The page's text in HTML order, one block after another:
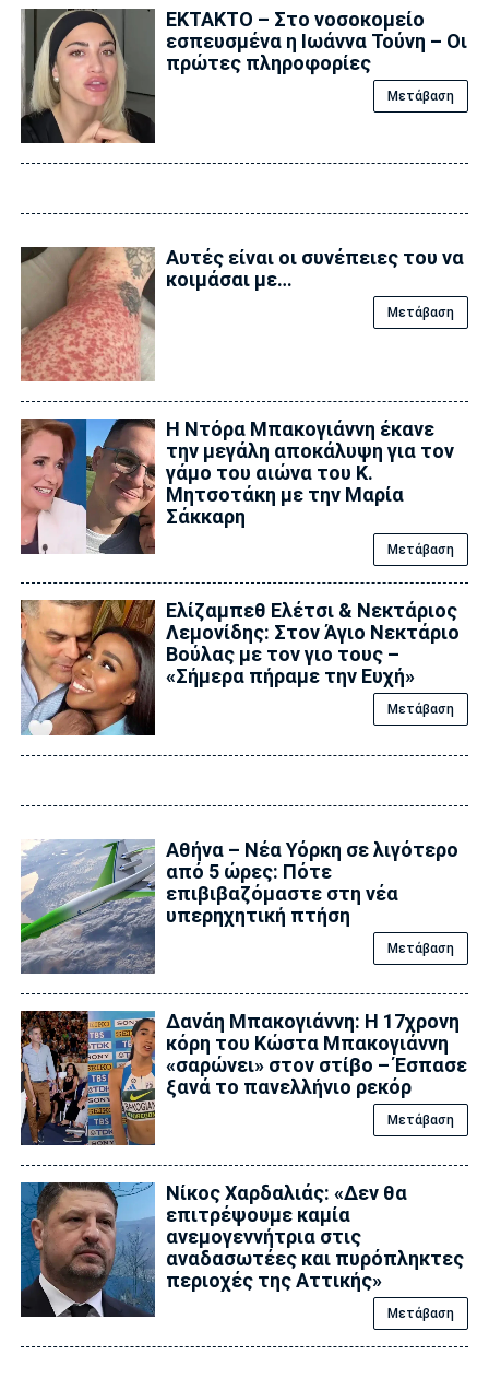
ΕΚΤΑΚΤΟ – Στο νοσοκομείο
εσπευσμένα η Ιωάννα Τούνη – Οι
πρώτες πληροφορίες
Μετάβαση
Αυτές είναι οι συνέπειες του να
κοιμάσαι με…
Μετάβαση
Η Ντόρα Μπακογιάννη έκανε
την μεγάλη αποκάλυψη για τον
γάμο του αιώνα του Κ.
Μητσοτάκη με την Μαρία
Σάκκαρη
Μετάβαση
Ελίζαμπεθ Ελέτσι & Νεκτάριος
Λεμονίδης: Στον Άγιο Νεκτάριο
Βούλας με τον γιο τους –
«Σήμερα πήραμε την Ευχή»
Μετάβαση
Αθήνα – Νέα Υόρκη σε λιγότερο
από 5 ώρες: Πότε
επιβιβαζόμαστε στη νέα
υπερηχητική πτήση
Μετάβαση
Δανάη Μπακογιάννη: Η 17χρονη
κόρη του Κώστα Μπακογιάννη
«σαρώνει» στον στίβο – Έσπασε
ξανά το πανελλήνιο ρεκόρ
Μετάβαση
Νίκος Χαρδαλιάς: «Δεν θα
επιτρέψουμε καμία
ανεμογεννήτρια στις
αναδασωτέες και πυρόπληκτες
περιοχές της Αττικής»
Μετάβαση